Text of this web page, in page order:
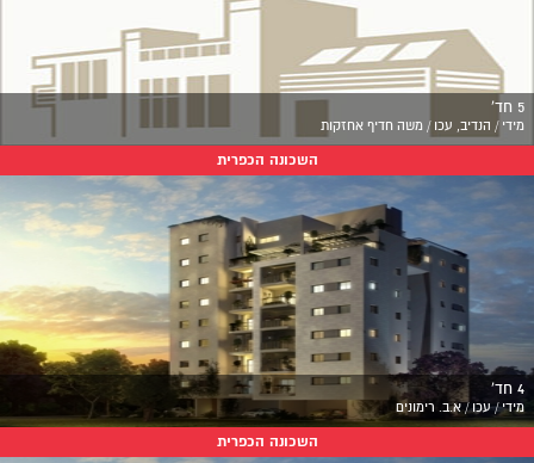
5 חד'
מידי / הנדיב, עכו / משה חדיף אחזקות
השכונה הכפרית
4 חד'
מידי / עכו / א.ב. רימונים
השכונה הכפרית